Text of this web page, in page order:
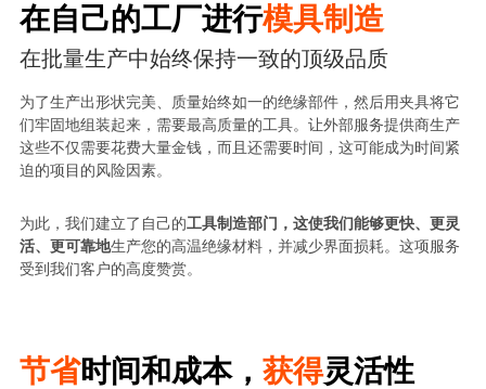
在自己的工厂进行模具制造
在批量生产中始终保持一致的顶级品质
为了生产出形状完美、质量始终如一的绝缘部件，然后用夹具将它
们牢固地组装起来，需要最高质量的工具。让外部服务提供商生产
这些不仅需要花费大量金钱，而且还需要时间，这可能成为时间紧
迫的项目的风险因素。
为此，我们建立了自己的工具制造部门，这使我们能够更快、更灵
活、更可靠地生产您的高温绝缘材料，并减少界面损耗。这项服务
受到我们客户的高度赞赏。
节省时间和成本，获得灵活性